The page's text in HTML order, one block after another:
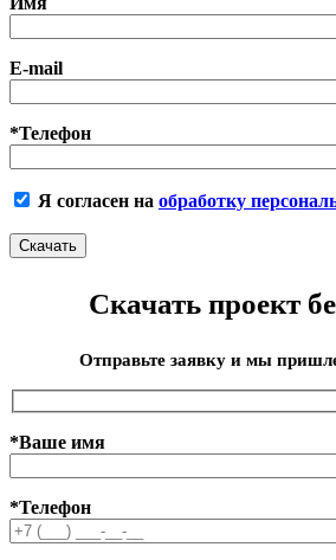
E-mail
*Телефон
Я согласен на обработку
Скачать проект
Отправьте заявку и мы
*Ваше имя
*Телефон